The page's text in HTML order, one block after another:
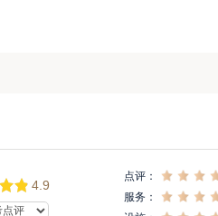
4.9
点评：
服务：